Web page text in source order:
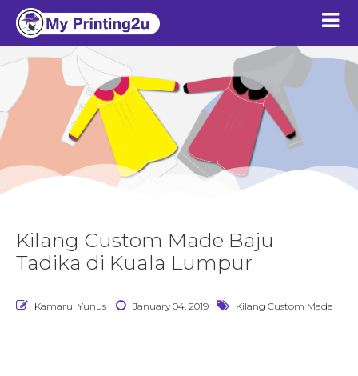
Kilang Custom Made Baju
Tadika di Kuala Lumpur
Kamarul Yunus January 04, 2019 Kilang Custom Made